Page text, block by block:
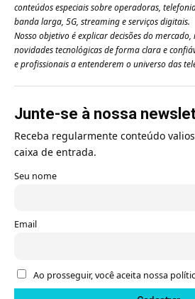
conteúdos especiais sobre operadoras,
banda larga, 5G, streaming e serviços digitais.
Nosso objetivo é explicar decisões do
novidades tecnológicas de forma clara e
e profissionais a entenderem o universo das
Junte-se à nossa
Receba regularmente conteúdo
caixa de entrada.
Seu nome
Email
Ao prosseguir, você aceita nossa